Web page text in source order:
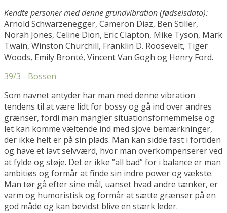
Kendte personer med denne grundvibration (fødselsdato):
Arnold Schwarzenegger, Cameron Diaz, Ben Stiller,
Norah Jones, Celine Dion, Eric Clapton, Mike Tyson, Mark
Twain, Winston Churchill, Franklin D. Roosevelt, Tiger
Woods, Emily Brontë, Vincent Van Gogh og Henry Ford.
39/3 - Bossen
Som navnet antyder har man med denne vibration
tendens til at være lidt for bossy og gå ind over andres
grænser, fordi man mangler situationsfornemmelse og
let kan komme væltende ind med sjove bemærkninger,
der ikke helt er på sin plads. Man kan sidde fast i fortiden
og have et lavt selvværd, hvor man overkompenserer ved
at fylde og støje. Det er ikke ”all bad” for i balance er man
ambitiøs og formår at finde sin indre power og vækste.
Man tør gå efter sine mål, uanset hvad andre tænker, er
varm og humoristisk og formår at sætte grænser på en
god måde og kan bevidst blive en stærk leder.